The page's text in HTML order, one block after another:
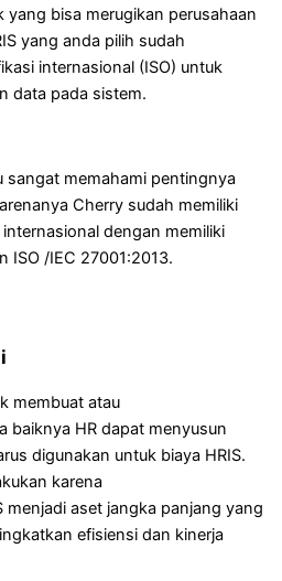
bisa merugikan perusahaan
yang anda pilih sudah
internasional (ISO) untuk
data pada sistem.
sangat memahami pentingnya
Cherry sudah memiliki
dengan memiliki
ISO /IEC 27001:2013.
membuat atau
baiknya HR dapat menyusun
digunakan untuk biaya HRIS.
karena
menjadi aset jangka panjang yang
efisiensi dan kinerja